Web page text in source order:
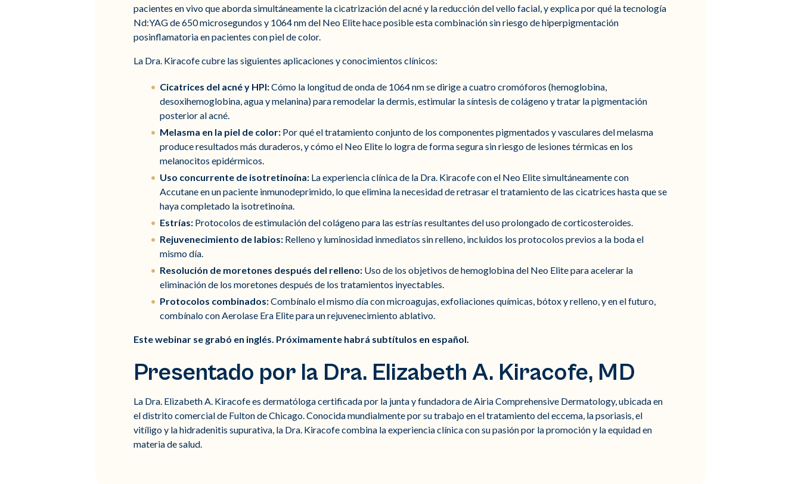
pacientes en vivo que aborda simultáneamente la cicatrización del acné y la reducción del vello facial, y explica por qué la tecnología
Nd:YAG de 650 microsegundos y 1064 nm del Neo Elite hace posible esta combinación sin riesgo de hiperpigmentación
posinflamatoria en pacientes con piel de color.
La Dra. Kiracofe cubre las siguientes aplicaciones y conocimientos clínicos:
Cicatrices del acné y HPI:Cómo la longitud de onda de 1064 nm se dirige a cuatro cromóforos (hemoglobina,
desoxihemoglobina, agua y melanina) para remodelar la dermis, estimular la síntesis de colágeno y tratar la pigmentación
posterior al acné.
Melasma en la piel de color: Por qué el tratamiento conjunto de los componentes pigmentados y vasculares del melasma
produce resultados más duraderos, y cómo el Neo Elite lo logra de forma segura sin riesgo de lesiones térmicas en los
melanocitos epidérmicos.
Uso concurrente de isotretinoína: La experiencia clínica de la Dra. Kiracofe con el Neo Elite simultáneamente con
Accutane en un paciente inmunodeprimido, lo que elimina la necesidad de retrasar el tratamiento de las cicatrices hasta que se
haya completado la isotretinoína.
Estrías: Protocolos de estimulación del colágeno para las estrías resultantes del uso prolongado de corticosteroides.
Rejuvenecimiento de labios: Relleno y luminosidad inmediatos sin relleno, incluidos los protocolos previos a la boda el
mismo día.
Resolución de moretones después del relleno: Uso de los objetivos de hemoglobina del Neo Elite para acelerar la
eliminación de los moretones después de los tratamientos inyectables.
Protocolos combinados:Combínalo el mismo día con microagujas, exfoliaciones químicas, bótox y relleno, y en el futuro,
combínalo con Aerolase Era Elite para un rejuvenecimiento ablativo.
Este webinar se grabó en inglés. Próximamente habrá subtítulos en español.
Presentado por la Dra. Elizabeth A. Kiracofe, MD
La Dra. Elizabeth A. Kiracofe es dermatóloga certificada por la junta y fundadora de Airia Comprehensive Dermatology, ubicada en
el distrito comercial de Fulton de Chicago. Conocida mundialmente por su trabajo en el tratamiento del eccema, la psoriasis, el
vitíligo y la hidradenitis supurativa, la Dra. Kiracofe combina la experiencia clínica con su pasión por la promoción y la equidad en
materia de salud.